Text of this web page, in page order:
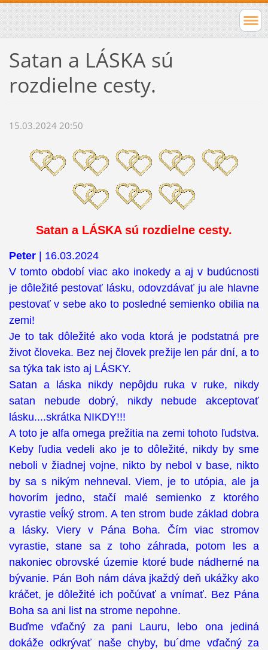
Satan a LÁSKA sú
rozdielne cesty.
15.03.2024 20:50
Satan a LÁSKA sú rozdielne cesty.
Peter| 16.03.2024
V tomto období viac ako inokedy a aj v budúcnosti
je dôležité pestovať lásku, odovzdávať ju ale hlavne
pestovať v sebe ako to posledné semienko obilia na
zemi!
Je to tak dôležité ako voda ktorá je podstatná pre
život človeka. Bez nej človek prežije len pár dní, a to
sa týka tak isto aj LÁSKY.
Satan a láska nikdy nepôjdu ruka v ruke, nikdy
satan nebude dobrý, nikdy nebude akceptovať
lásku....skrátka NIKDY!!!
A toto je alfa omega prežitia na zemi tohoto ľudstva.
Keby ľudia vedeli ako je to dôležité, nikdy by sme
neboli v žiadnej vojne, nikto by nebol v base, nikto
by sa s nikým nehneval. Viem, je to utópia, ale ja
hovorím jedno, stačí malé semienko z ktorého
vyrastie veĺký strom. A ten strom bude základ dobra
a lásky. Viery v Pána Boha. Čím viac stromov
vyrastie, stane sa z toho záhrada, potom les a
nakoniec obrovské územie ktoré bude nádherné na
bývanie. Pán Boh nám dáva jkaždý deň ukážky ako
kráčet, je dôležité ich počúvať a vnímať. Bez Pána
Boha sa ani list na strome nepohne.
Buďme vďačný za pani Lauru, lebo ona jediná
dokáže odkrývať naše chyby, bu´dme vďačný za